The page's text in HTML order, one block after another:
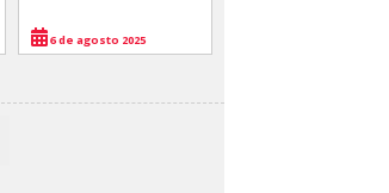
6 de agosto 2025